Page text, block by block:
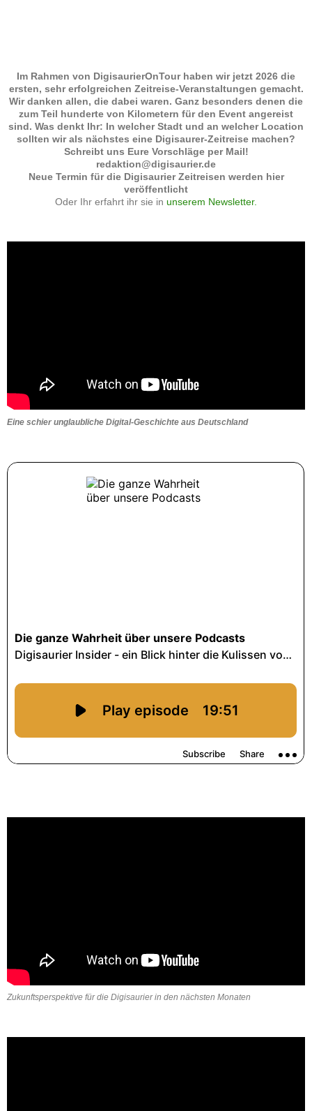
Im Rahmen von DigisaurierOnTour haben wir jetzt 2026 die
ersten, sehr erfolgreichen Zeitreise-Veranstaltungen gemacht.
Wir danken allen, die dabei waren. Ganz besonders denen die
zum Teil hunderte von Kilometern für den Event angereist
sind. Was denkt Ihr: In welcher Stadt und an welcher Location
sollten wir als nächstes eine Digisaurer-Zeitreise machen?
Schreibt uns Eure Vorschläge per Mail!
redaktion@digisaurier.de
Neue Termin für die Digisaurier Zeitreisen werden hier
veröffentlicht
Oder Ihr erfahrt ihr sie in unserem Newsletter.
Eine schier unglaubliche Digital-Geschichte aus Deutschland
Zukunftsperspektive für die Digisaurier in den nächsten Monaten